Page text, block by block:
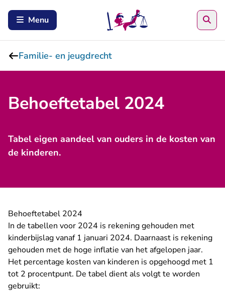
Menu
Familie- en jeugdrecht
Behoeftetabel 2024
Tabel eigen aandeel van ouders in de kosten van
de kinderen.
Behoeftetabel 2024
In de tabellen voor 2024 is rekening gehouden met
kinderbijslag vanaf 1 januari 2024. Daarnaast is rekening
gehouden met de hoge inflatie van het afgelopen jaar.
Het percentage kosten van kinderen is opgehoogd met 1
tot 2 procentpunt. De tabel dient als volgt te worden
gebruikt: